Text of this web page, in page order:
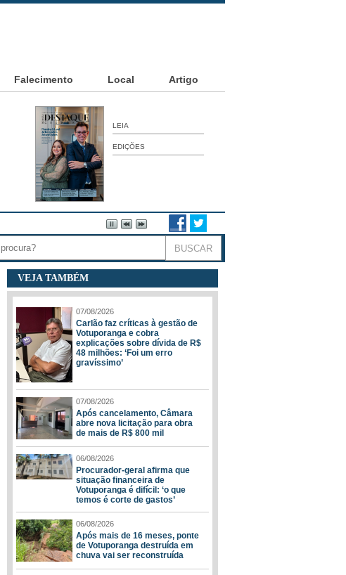
Falecimento Local Artigo
LEIA
EDIÇÕES
VEJA TAMBÉM
07/08/2026
Carlão faz críticas à gestão de
Votuporanga e cobra
explicações sobre dívida de R$
48 milhões: ‘Foi um erro
gravíssimo’
07/08/2026
Após cancelamento, Câmara
abre nova licitação para obra
de mais de R$ 800 mil
06/08/2026
Procurador-geral afirma que
situação financeira de
Votuporanga é difícil: ‘o que
temos é corte de gastos’
06/08/2026
Após mais de 16 meses, ponte
de Votuporanga destruída em
chuva vai ser reconstruída